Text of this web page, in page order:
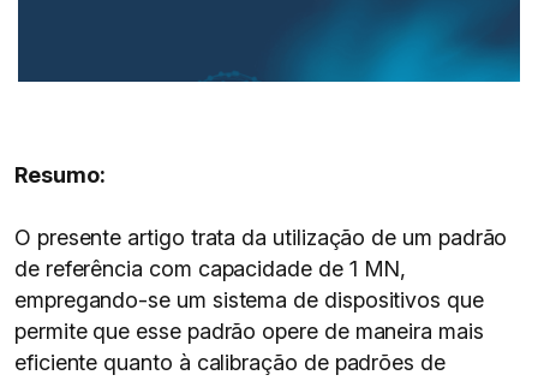
Resumo:
O presente artigo trata da utilização de um padrão
de referência com capacidade de 1 MN,
empregando-se um sistema de dispositivos que
permite que esse padrão opere de maneira mais
eficiente quanto à calibração de padrões de